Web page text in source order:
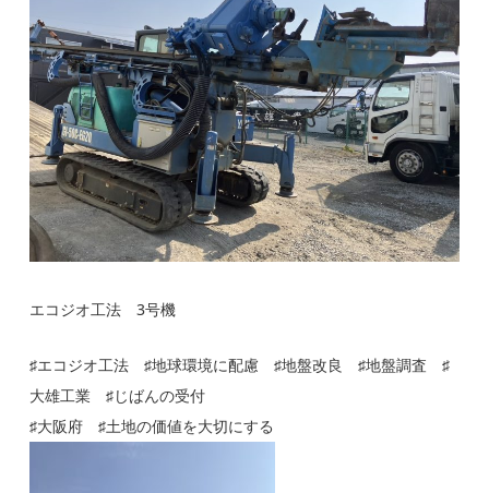
エコジオ工法 3号機
♯エコジオ工法 ♯地球環境に配慮 ♯地盤改良 ♯地盤調査 ♯
大雄工業 ♯じばんの受付
♯大阪府 ♯土地の価値を大切にする